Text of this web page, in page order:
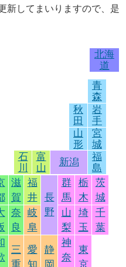
新してまいりますので、是
北海
道
青
森
秋
田
岩
手
山
形
宮
城
石
川
富
山
新潟
福
島
滋
賀
福
井
長
野
群
馬
栃
木
茨
城
奈
良
岐
阜
山
梨
埼
玉
千
葉
三
重
愛
知
静
岡
神
奈
東
京